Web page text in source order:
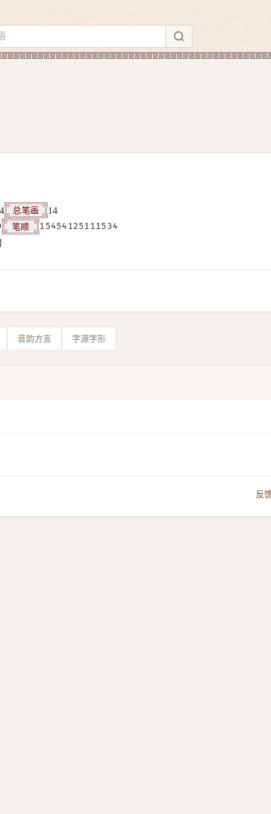
4 总笔画
14
笔顺
15454125111534
音韵方言 字源字形
反